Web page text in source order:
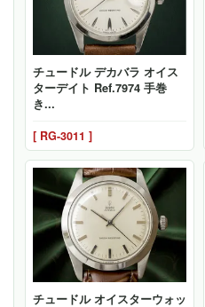
チュードル デカバラ オイス
ターデイト Ref.7974 手巻
き...
[ RG-3011 ]
チュードル オイスターウォッ